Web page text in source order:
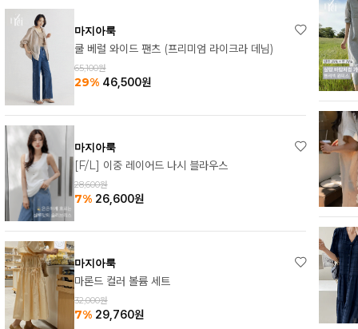
메르시 헨리넥 원피스
83,550원
33%
[1+1] 알른 소프 카라 원피스
63,000원
37%
셀리나 롱 원피스
54,000원
7% 50,220